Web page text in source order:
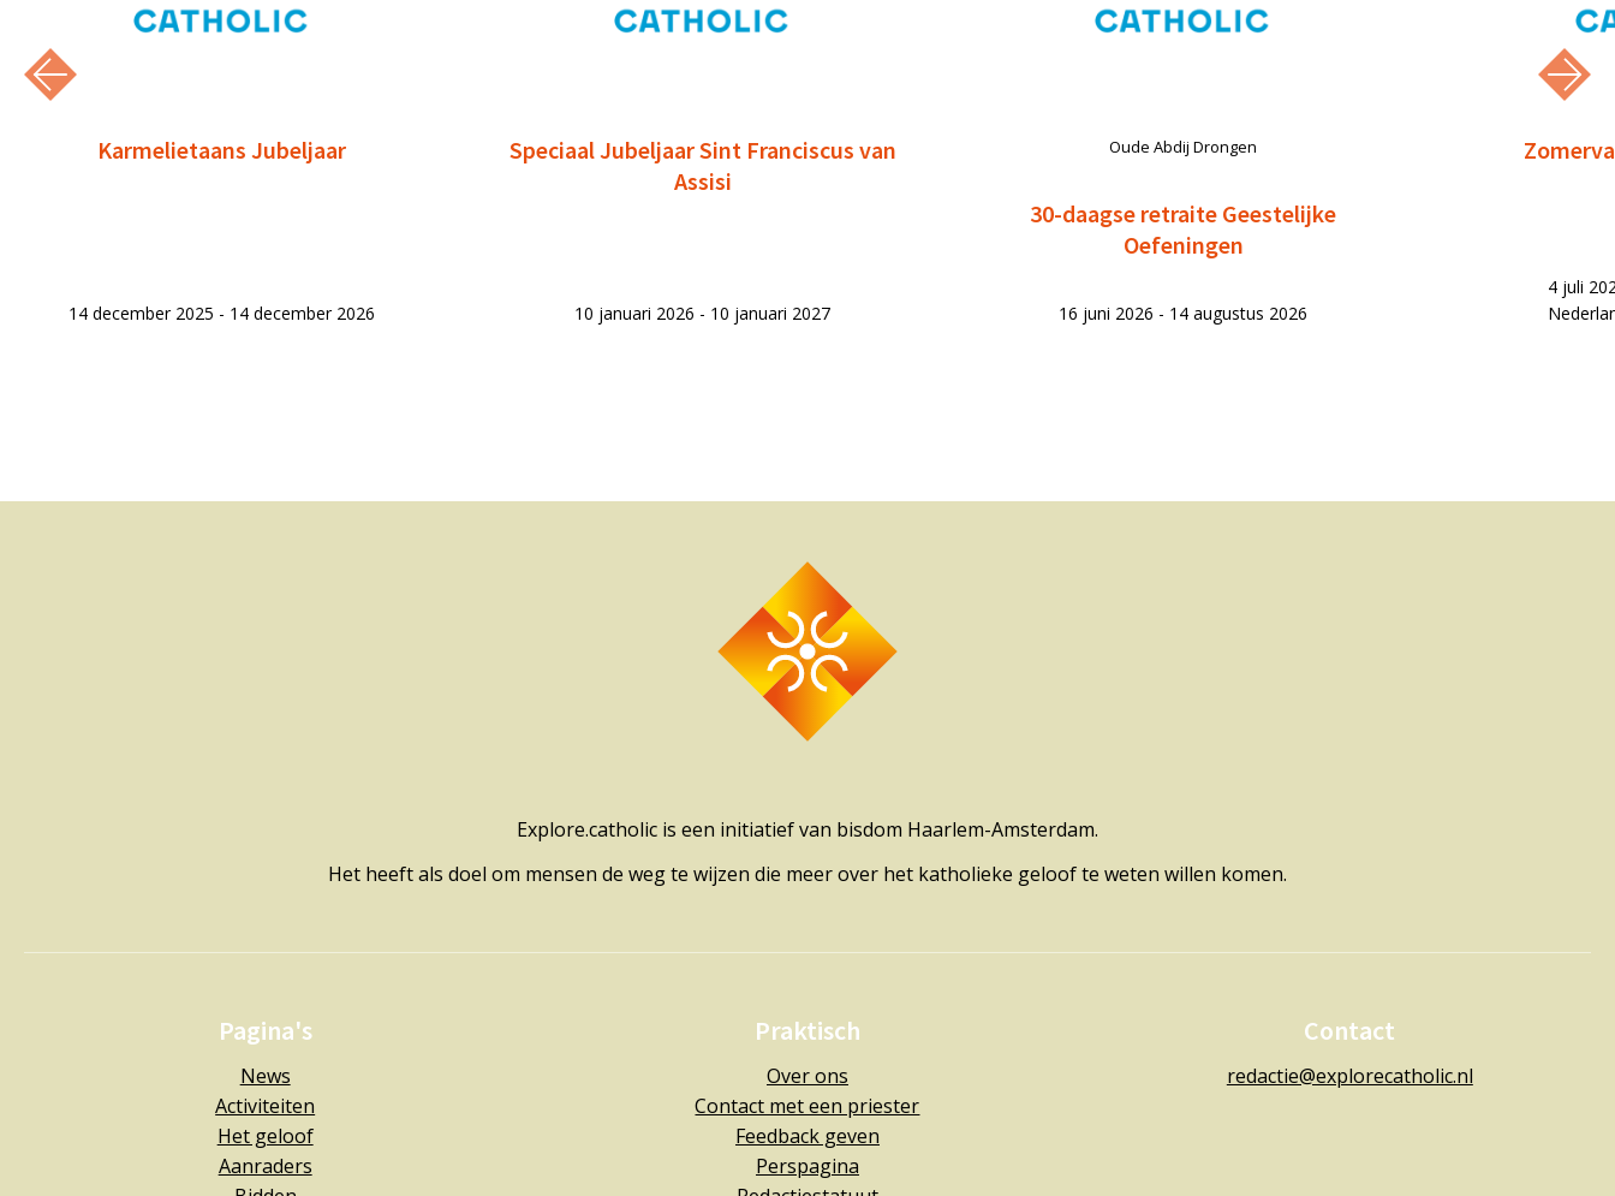
Karmelietaans Jubeljaar
14 december 2025 - 14 december 2026
Speciaal Jubeljaar Sint Franciscus van
Assisi
10 januari 2026 - 10 januari 2027
Oude Abdij Drongen
30-daagse retraite Geestelijke
Oefeningen
16 juni 2026 - 14 augustus 2026
4 juli
Explore.catholic is een initiatief van bisdom Haarlem-Amsterdam.
Het heeft als doel om mensen de weg te wijzen die meer over het katholieke geloof te weten willen komen.
Pagina's
News
Activiteiten
Het geloof
Aanraders
Praktisch
Over ons
Contact met een priester
Feedback geven
Perspagina
Contact
redactie@explorecatholic.nl